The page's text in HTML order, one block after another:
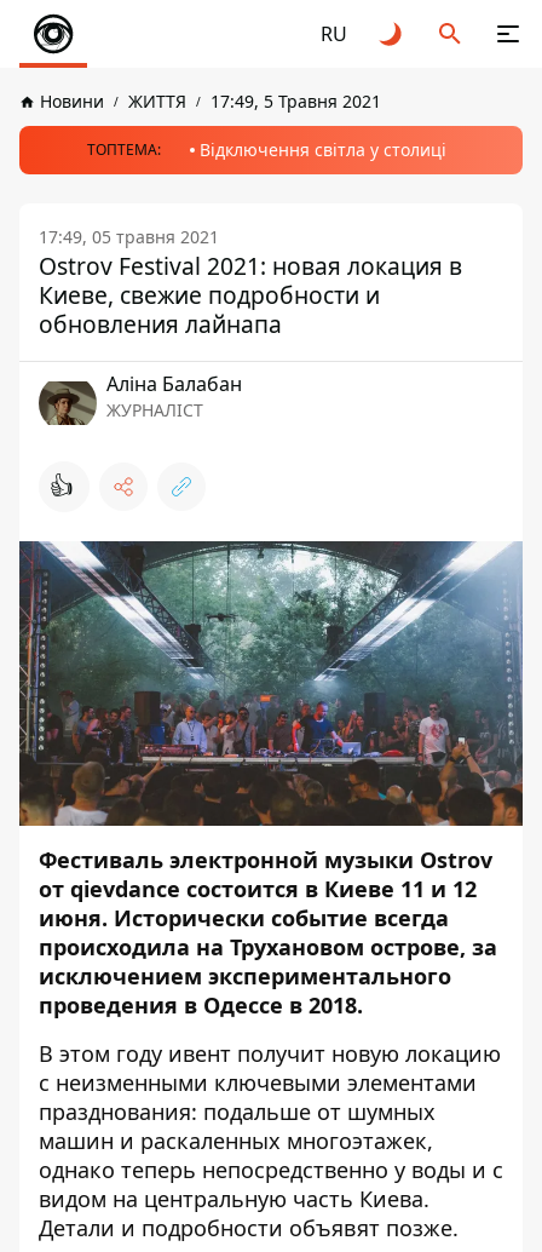
RU
Новини ЖИТТЯ 17:49, 5 Травня 2021
ТОПТЕМА: Відключення світла у столиці
17:49, 05 травня 2021
Ostrov Festival 2021: новая локация в
Киеве, свежие подробности и
обновления лайнапа
Аліна Балабан
ЖУРНАЛІСТ
👍
Фестиваль электронной музыки Ostrov
от qievdance состоится в Киеве 11 и 12
июня. Исторически событие всегда
происходила на Трухановом острове, за
исключением экспериментального
проведения в Одессе в 2018.
В этом году ивент получит новую локацию
с неизменными ключевыми элементами
празднования: подальше от шумных
машин и раскаленных многоэтажек,
однако теперь непосредственно у воды и с
видом на центральную часть Киева.
Детали и подробности объявят позже.